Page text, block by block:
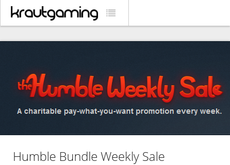
Humble Bundle Weekly Sale